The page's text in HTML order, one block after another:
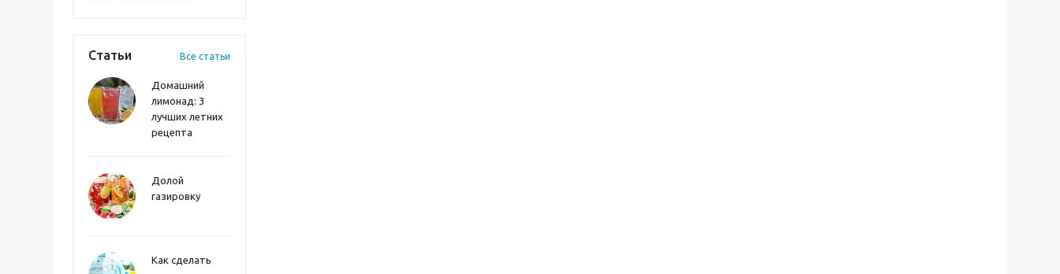
Статьи Все статьи
Домашний
лимонад: 3
лучших летних
рецепта
Долой
газировку
Как сделать